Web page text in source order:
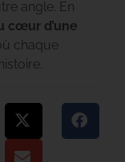
angle. En
cœur d’une
chaque